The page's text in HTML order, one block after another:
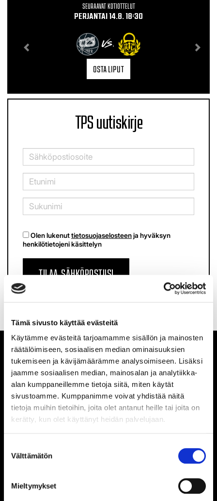
Tämä sivusto käyttää evästeitä
Käytämme evästeitä tarjoamamme sisällön ja mainosten
räätälöimiseen, sosiaalisen median ominaisuuksien
tukemiseen ja kävijämäärämme analysoimiseen. Lisäksi
jaamme sosiaalisen median, mainosalan ja analytiikka-
alan kumppaneillemme tietoja siitä, miten käytät
sivustoamme. Kumppanimme voivat yhdistää näitä
tietoja muihin tietoihin, joita olet antanut heille tai joita on
kerätty, kun olet käyttänyt heidän palvelujaan.
valinta
Välttämätön
Mieltymykset
SEURAAVAT KOTIOTTELUT
PERJANTAI 14.8. 18:30
VS.
OSTA LIPUT
TPS uutiskirje
Olen lukenuttietosuojaselosteenja hyväksyn
henkilötietojeni käsittelyn
TILAA SÄHKÖPOSTIISI
TILASTOT
P/O